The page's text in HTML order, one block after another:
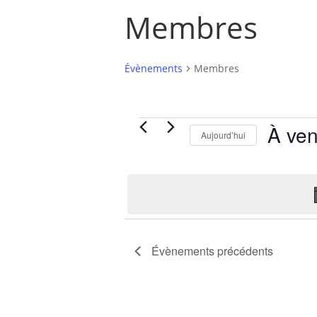
Membres
Évènements Membres
Évènements
Aujourd’hui À
Évènements précédents